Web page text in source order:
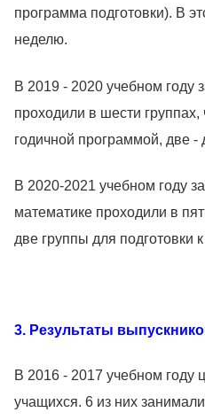
программа подготовки). В
неделю.
В 2019 - 2020 учебном году
проходили в шести
годичной программой, две -
В 2020-2021 учебном году
математике проходили в
две группы для подготовки
3. Результаты
В 2016 - 2017 учебном
учащихся. 6 из них